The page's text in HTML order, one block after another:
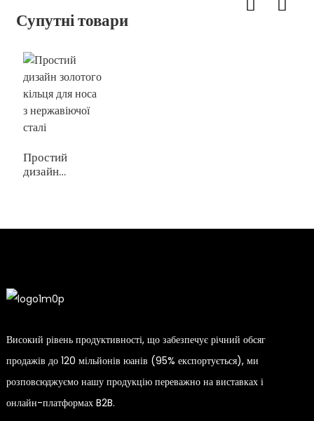
Супутні товари
Простий
дизайн
сталі
Високий рівень продуктивності, що забезпечує річний обсяг
продажів до 120 мільйонів юанів (95% експортується), ми
розповсюджуємо нашу продукцію переважно на виставках і
онлайн-платформах B2B.